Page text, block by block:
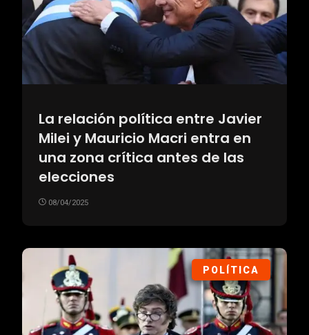
La relación política entre Javier
Milei y Mauricio Macri entra en
una zona crítica antes de las
elecciones
08/04/2025
POLÍTICA